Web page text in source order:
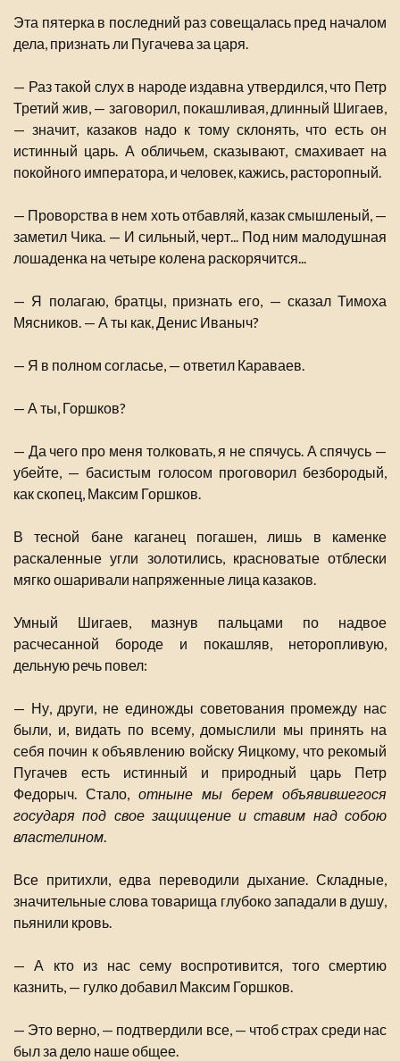
Эта пятерка в последний раз совещалась пред началом
дела, признать ли Пугачева за царя.
— Раз такой слух в народе издавна утвердился, что Петр
Третий жив, — заговорил, покашливая, длинный Шигаев,
— значит, казаков надо к тому склонять, что есть он
истинный царь. А обличьем, сказывают, смахивает на
покойного императора, и человек, кажись, расторопный.
— Проворства в нем хоть отбавляй, казак смышленый, —
заметил Чика. — И сильный, черт... Под ним малодушная
лошаденка на четыре колена раскорячится...
— Я полагаю, братцы, признать его, — сказал Тимоха
Мясников. — А ты как, Денис Иваныч?
— Я в полном согласье, — ответил Караваев.
— А ты, Горшков?
— Да чего про меня толковать, я не спячусь. А спячусь —
убейте, — басистым голосом проговорил безбородый,
как скопец, Максим Горшков.
В тесной бане каганец погашен, лишь в каменке
раскаленные угли золотились, красноватые отблески
мягко ошаривали напряженные лица казаков.
Умный Шигаев, мазнув пальцами по надвое
расчесанной бороде и покашляв, неторопливую,
дельную речь повел:
— Ну, други, не единожды советования промежду нас
были, и, видать по всему, домыслили мы принять на
себя почин к объявлению войску Яицкому, что рекомый
Пугачев есть истинный и природный царь Петр
Федорыч. Стало, отныне мы берем объявившегося
государя под свое защищение и ставим над собою
властелином.
Все притихли, едва переводили дыхание. Складные,
значительные слова товарища глубоко западали в душу,
пьянили кровь.
— А кто из нас сему воспротивится, того смертию
казнить, — гулко добавил Максим Горшков.
— Это верно, — подтвердили все, — чтоб страх среди нас
был за дело наше общее.